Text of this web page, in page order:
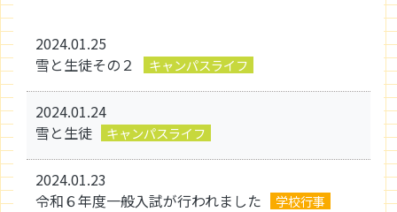
2024.01.25
雪と生徒その２
キャンパスライフ
2024.01.24
雪と生徒
キャンパスライフ
2024.01.23
令和６年度一般入試が行われました
学校行事